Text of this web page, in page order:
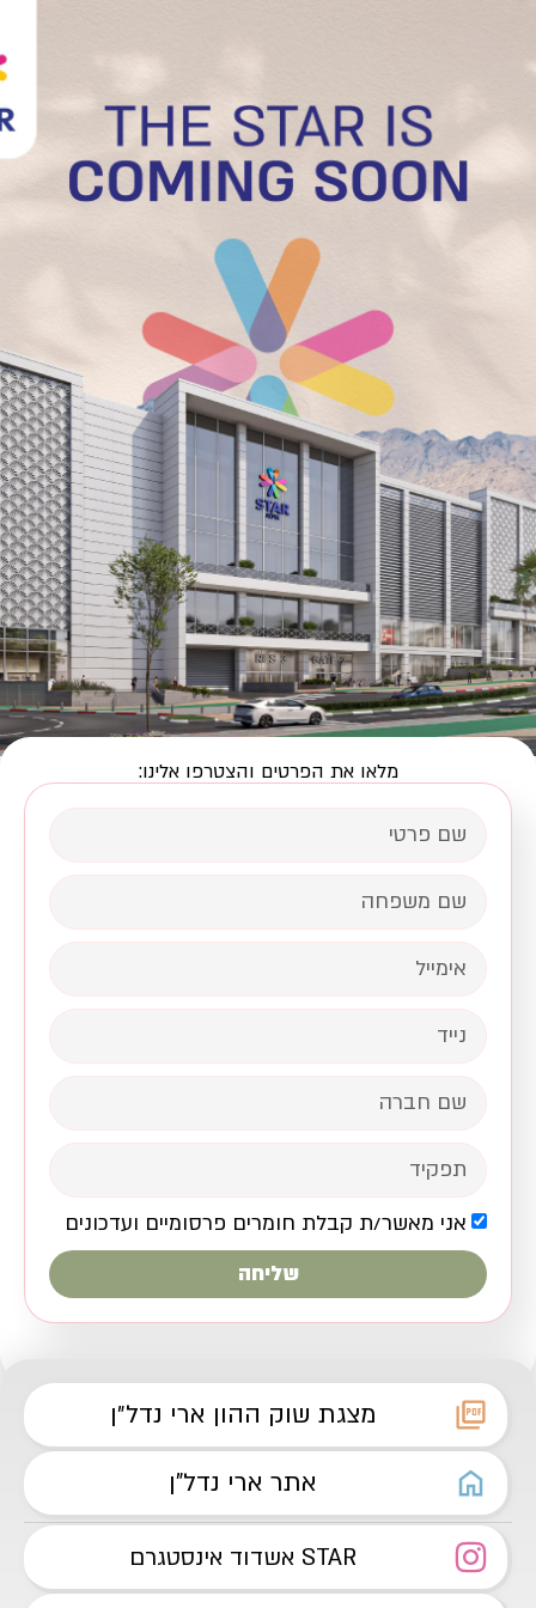
מלאו את הפרטים והצטרפו אלינו:
אני מאשר/ת קבלת חומרים פרסומיים ועדכונים
שליחה
מצגת שוק ההון ארי נדל״ן
אתר ארי נדל"ן
STAR אשדוד אינסטגרם